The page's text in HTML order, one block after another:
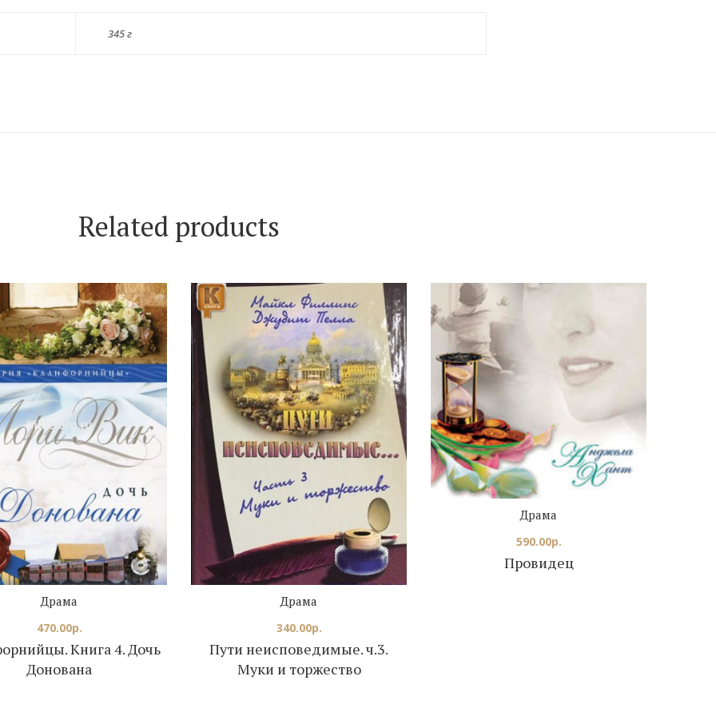
345 г
Related products
Книга 4. Дочь
Донована
Драма
470.00р.
Пути неисповедимые. ч.3.
Муки и торжество
Драма
340.00р.
Провидец
Драма
590.00р.